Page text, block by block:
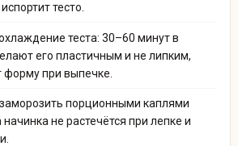
тесто.
теста: 30–60 минут в
его пластичным и не липким,
при выпечке.
порционными каплями
не растечётся при лепке и